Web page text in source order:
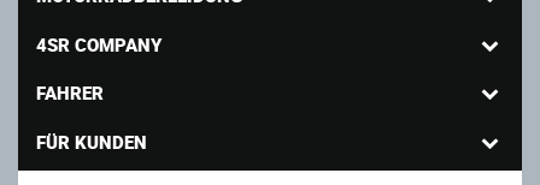
4SR COMPANY
FAHRER
FÜR KUNDEN